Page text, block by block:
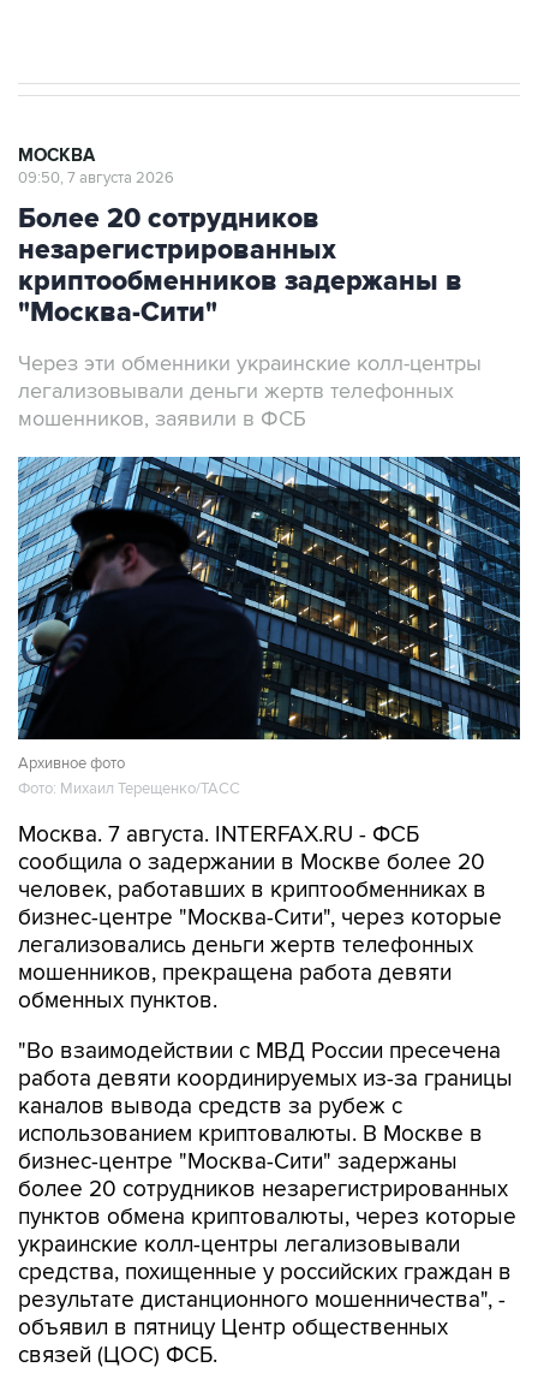
МОСКВА
09:50, 7 августа 2026
Более 20 сотрудников
незарегистрированных
криптообменников задержаны в
"Москва-Сити"
Через эти обменники украинские колл-центры
легализовывали деньги жертв телефонных
мошенников, заявили в ФСБ
Архивное фото
Фото: Михаил Терещенко/ТАСС
Москва. 7 августа. INTERFAX.RU - ФСБ
сообщила о задержании в Москве более 20
человек, работавших в криптообменниках в
бизнес-центре "Москва-Сити", через которые
легализовались деньги жертв телефонных
мошенников, прекращена работа девяти
обменных пунктов.
"Во взаимодействии с МВД России пресечена
работа девяти координируемых из-за границы
каналов вывода средств за рубеж с
использованием криптовалюты. В Москве в
бизнес-центре "Москва-Сити" задержаны
более 20 сотрудников незарегистрированных
пунктов обмена криптовалюты, через которые
украинские колл-центры легализовывали
средства, похищенные у российских граждан в
результате дистанционного мошенничества", -
объявил в пятницу Центр общественных
связей (ЦОС) ФСБ.